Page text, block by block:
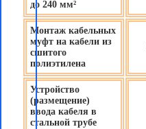
до 240 мм²
Монтаж кабельных
муфт на кабели из
сшитого
полиэтилена
Устройство
(размещение)
ввода кабеля в
стальной трубе